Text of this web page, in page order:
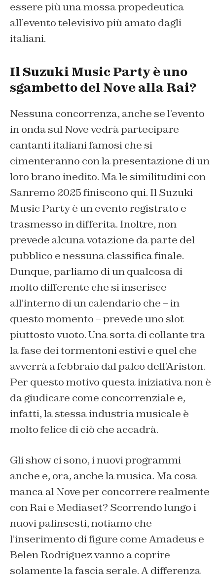
essere più una mossa propedeutica
all’evento televisivo più amato dagli
italiani.
Il Suzuki Music Party è uno
sgambetto del Nove alla Rai?
Nessuna concorrenza, anche se l’evento
in onda sul Nove vedrà partecipare
cantanti italiani famosi che si
cimenteranno con la presentazione di un
loro brano inedito. Ma le similitudini con
Sanremo 2025 finiscono qui. Il Suzuki
Music Party è un evento registrato e
trasmesso in differita. Inoltre, non
prevede alcuna votazione da parte del
pubblico e nessuna classifica finale.
Dunque, parliamo di un qualcosa di
molto differente che si inserisce
all’interno di un calendario che – in
questo momento – prevede uno slot
piuttosto vuoto. Una sorta di collante tra
la fase dei tormentoni estivi e quel che
avverrà a febbraio dal palco dell’Ariston.
Per questo motivo questa iniziativa non è
da giudicare come concorrenziale e,
infatti, la stessa industria musicale è
molto felice di ciò che accadrà.
Gli show ci sono, i nuovi programmi
anche e, ora, anche la musica. Ma cosa
manca al Nove per concorrere realmente
con Rai e Mediaset? Scorrendo lungo i
nuovi palinsesti, notiamo che
l’inserimento di figure come Amadeus e
Belen Rodriguez vanno a coprire
solamente la fascia serale. A differenza